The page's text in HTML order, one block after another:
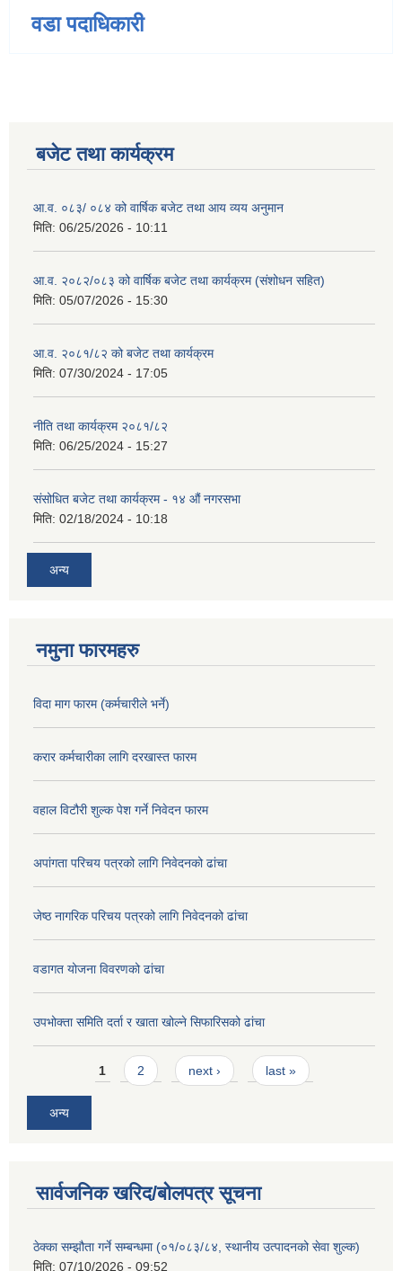
वडा पदाधिकारी
बजेट तथा कार्यक्रम
आ.व. ०८३/ ०८४ को वार्षिक बजेट तथा आय व्यय अनुमान
मिति: 06/25/2026 - 10:11
आ.व. २०८२/०८३ को वार्षिक बजेट तथा कार्यक्रम (संशोधन सहित)
मिति: 05/07/2026 - 15:30
आ.व. २०८१/८२ को बजेट तथा कार्यक्रम
मिति: 07/30/2024 - 17:05
नीति तथा कार्यक्रम २०८१/८२
मिति: 06/25/2024 - 15:27
संसोधित बजेट तथा कार्यक्रम - १४ औं नगरसभा
मिति: 02/18/2024 - 10:18
अन्य
नमुना फारमहरु
विदा माग फारम (कर्मचारीले भर्ने)
करार कर्मचारीका लागि दरखास्त फारम
वहाल विटौरी शुल्क पेश गर्ने निवेदन फारम
अपांगता परिचय पत्रको लागि निवेदनको ढांचा
जेष्ठ नागरिक परिचय पत्रको लागि निवेदनको ढांचा
वडागत योजना विवरणको ढांचा
उपभोक्ता समिति दर्ता र खाता खोल्ने सिफारिसको ढांचा
Pages1 2 next › last »
अन्य
सार्वजनिक खरिद/बोलपत्र सूचना
ठेक्का सम्झौता गर्ने सम्बन्धमा (०१/०८३/८४, स्थानीय उत्पादनको सेवा शुल्क)
मिति: 07/10/2026 - 09:52